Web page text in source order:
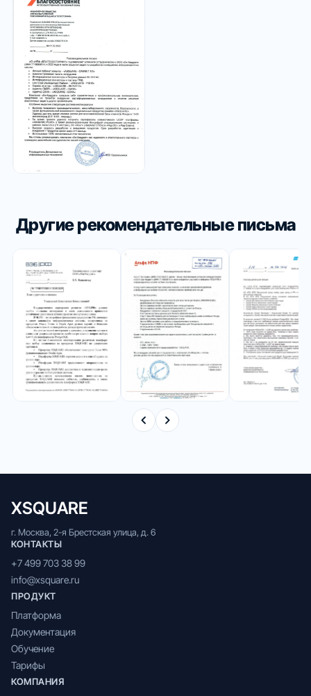
Другие рекомендательные письма
XSQUARE
г. Москва, 2-я Брестская улица, д. 6
КОНТАКТЫ
+7 499 703 38 99
info@xsquare.ru
ПРОДУКТ
Платформа
Документация
Обучение
Тарифы
КОМПАНИЯ